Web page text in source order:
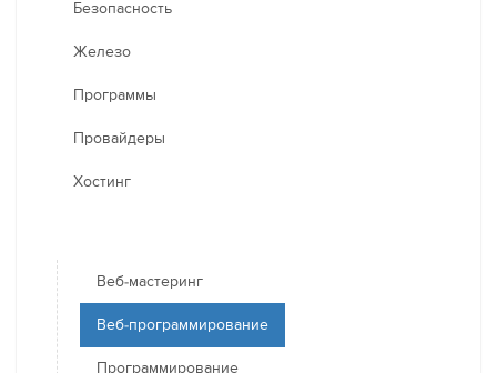
Безопасность
Железо
Программы
Провайдеры
Хостинг
Веб-мастеринг
Веб-программирование
Программирование